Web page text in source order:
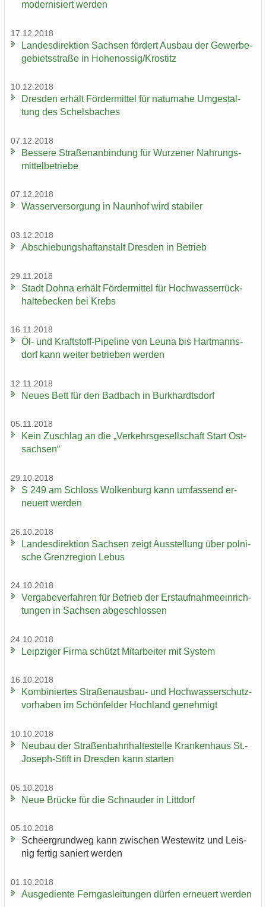
mo­der­ni­siert wer­den
17.12.2018
Lan­des­di­rek­ti­on Sach­sen för­dert Aus­bau der Ge­wer­be­
ge­biets­stra­ße in Ho­he­nos­sig/Krostitz
10.12.2018
Dres­den er­hält För­der­mit­tel für na­tur­na­he Um­ge­stal­
tung des Schels­ba­ches
07.12.2018
Bes­se­re Stra­ßen­an­bin­dung für Wur­ze­ner Nah­rungs­
mit­tel­be­trie­be
07.12.2018
Was­ser­ver­sor­gung in Naun­hof wird sta­bi­ler
03.12.2018
Ab­schie­bungs­haft­an­stalt Dres­den in Be­trieb
29.11.2018
Stadt Dohna er­hält För­der­mit­tel für Hoch­was­ser­rück­
hal­te­be­cken bei Krebs
16.11.2018
Öl- und Kraftstoff-​Pipeline von Leuna bis Hart­manns­
dorf kann wei­ter be­trie­ben wer­den
12.11.2018
Neues Bett für den Bad­bach in Burk­hardts­dorf
05.11.2018
Kein Zu­schlag an die „Ver­kehrs­ge­sell­schaft Start Ost­
sach­sen“
29.10.2018
S 249 am Schloss Wol­ken­burg kann um­fas­send er­
neu­ert wer­den
26.10.2018
Lan­des­di­rek­ti­on Sach­sen zeigt Aus­stel­lung über pol­ni­
sche Grenz­re­gi­on Lebus
24.10.2018
Ver­ga­be­ver­fah­ren für Be­trieb der Erst­auf­nah­me­ein­rich­
tun­gen in Sach­sen ab­ge­schlos­sen
24.10.2018
Leip­zi­ger Firma schützt Mit­ar­bei­ter mit Sys­tem
16.10.2018
Kom­bi­nier­tes Straßenausbau-​ und Hoch­was­ser­schutz­
vor­ha­ben im Schön­fel­der Hoch­land ge­neh­migt
10.10.2018
Neu­bau der Stra­ßen­bahn­hal­te­stel­le Kran­ken­haus St.-​
Joseph-Stift in Dres­den kann star­ten
05.10.2018
Neue Brü­cke für die Schnau­der in Litt­dorf
05.10.2018
Scheergrund­weg kann zwi­schen Wes­te­witz und Leis­
nig fer­tig sa­niert wer­den
01.10.2018
Aus­ge­dien­te Fern­gas­lei­tun­gen dür­fen er­neu­ert wer­den